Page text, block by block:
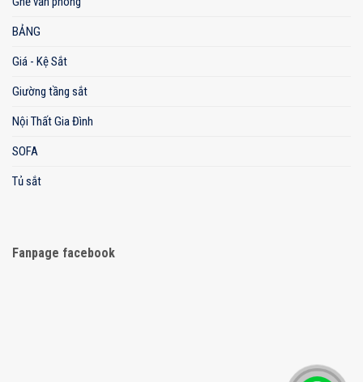
BẢNG
Giá - Kệ Sắt
Giường tầng sắt
Nội Thất Gia Đình
SOFA
Tủ sắt
Fanpage facebook